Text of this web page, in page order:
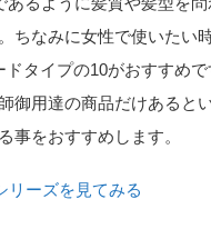
ちなみに女性で使いたい
ドタイプの10がおすすめ
御用達の商品だけあると
事をおすすめします。
リーズを見てみる